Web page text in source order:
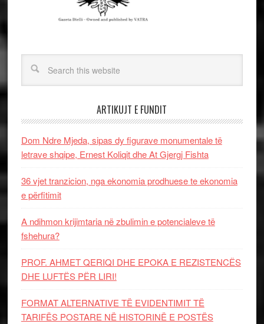
ARTIKUJT E FUNDIT
Dom Ndre Mjeda, sipas dy figurave monumentale të
letrave shqipe, Ernest Koliqit dhe At Gjergj Fishta
36 vjet tranzicion, nga ekonomia prodhuese te ekonomia
e përfitimit
A ndihmon krijimtaria në zbulimin e potencialeve të
fshehura?
PROF. AHMET QERIQI DHE EPOKA E REZISTENCЁS
DHE LUFTЁS PЁR LIRI!
FORMAT ALTERNATIVE TË EVIDENTIMIT TË
TARIFËS POSTARE NË HISTORINË E POSTËS